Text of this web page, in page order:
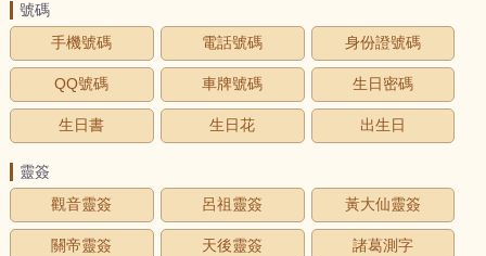
號碼
手機號碼
電話號碼 身份證號碼
QQ號碼 車牌號碼 生日密碼
生日書 生日花 出生日
靈簽
觀音靈簽
呂祖靈簽 黃大仙靈簽
關帝靈簽 天後靈簽 諸葛測字